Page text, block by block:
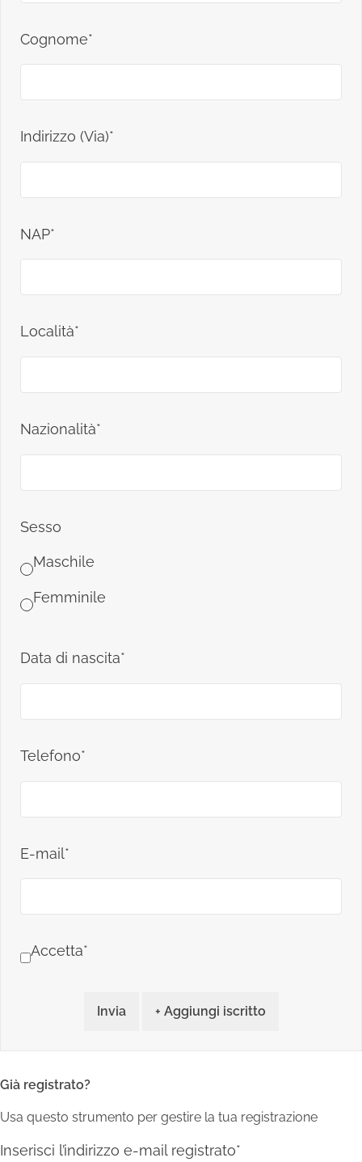
Cognome*
Indirizzo (Via)*
NAP*
Località*
Nazionalità*
Sesso
Maschile
Femminile
Data di nascita*
Telefono*
E-mail*
Accetta*
Invia + Aggiungi iscritto
Già registrato?
Usa questo strumento per gestire la tua registrazione
Inserisci l’indirizzo e-mail registrato*